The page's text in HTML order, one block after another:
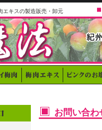
エキスの製造販売・卸元
お問い合わ